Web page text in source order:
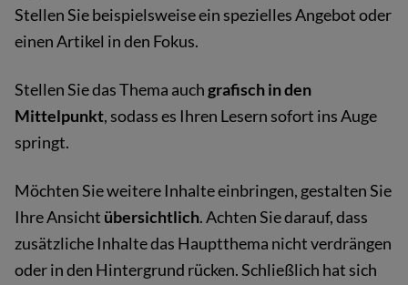
Stellen Sie beispielsweise ein spezielles Angebot oder
einen Artikel in den Fokus.
Stellen Sie das Thema auchgrafisch in den
Mittelpunkt, sodass es Ihren Lesern sofort ins Auge
springt.
Möchten Sie weitere Inhalte einbringen, gestalten Sie
Ihre Ansicht übersichtlich. Achten Sie darauf, dass
zusätzliche Inhalte das Hauptthema nicht verdrängen
oder in den Hintergrund rücken. Schließlich hat sich